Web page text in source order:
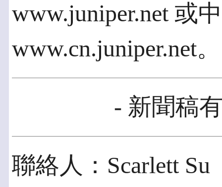
www.juniper.net 或
www.cn.juniper.net。
- 新聞稿
聯絡人：Scarlett Su